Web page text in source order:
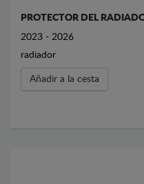
PROTECTOR DEL
2023 - 2026
radiador
Añadir a la cesta